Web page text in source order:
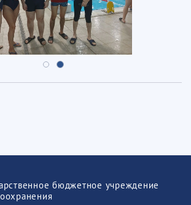
бюджетное учреждение